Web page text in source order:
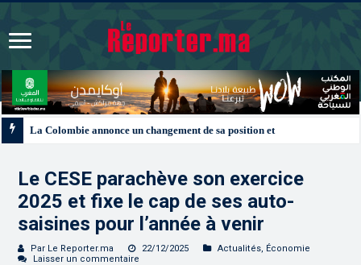
Le CESE parachève son exercice
2025 et fixe le cap de ses auto-
saisines pour l’année à venir
Par Le Reporter.ma 22/12/2025 Actualités, Économie
Laisser un commentaire